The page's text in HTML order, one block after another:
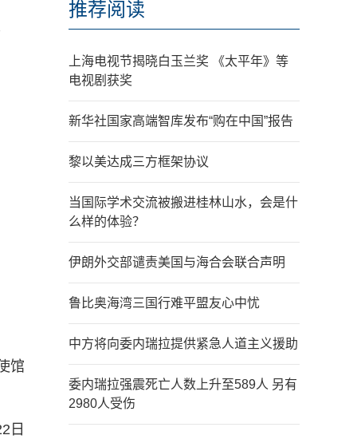
馆
日
推荐阅读
上海电视节揭晓白玉兰奖 《太平年》等
电视剧获奖
新华社国家高端智库发布“购在中国”报告
黎以美达成三方框架协议
当国际学术交流被搬进桂林山水，会是什
么样的体验？
伊朗外交部谴责美国与海合会联合声明
鲁比奥海湾三国行难平盟友心中忧
中方将向委内瑞拉提供紧急人道主义援助
委内瑞拉强震死亡人数上升至589人 另有
2980人受伤